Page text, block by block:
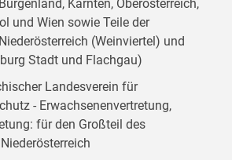
Kärnten, Oberösterreich,
und Wien sowie Teile der
(Weinviertel) und
Stadt und Flachgau)
Landesverein für
- Erwachsenenvertretung,
für den Großteil des